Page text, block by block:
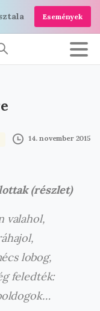
Események
14. november 2015
(részlet)
valahol,
lobog,
feledték: